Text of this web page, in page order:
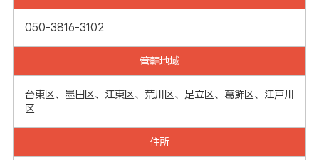
050-3816-3102
管轄地域
台東区、墨田区、江東区、荒川区、足立区、葛飾区、江戸川
区
住所